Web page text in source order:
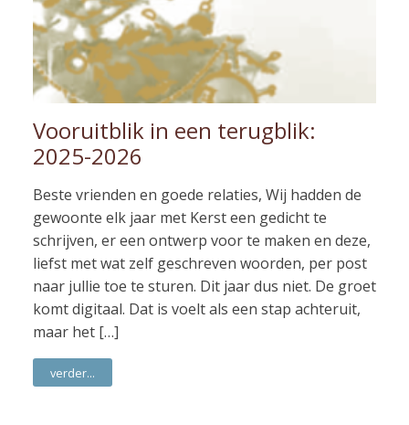
Vooruitblik in een terugblik:
2025-2026
Beste vrienden en goede relaties, Wij hadden de
gewoonte elk jaar met Kerst een gedicht te
schrijven, er een ontwerp voor te maken en deze,
liefst met wat zelf geschreven woorden, per post
naar jullie toe te sturen. Dit jaar dus niet. De groet
komt digitaal. Dat is voelt als een stap achteruit,
maar het […]
verder...